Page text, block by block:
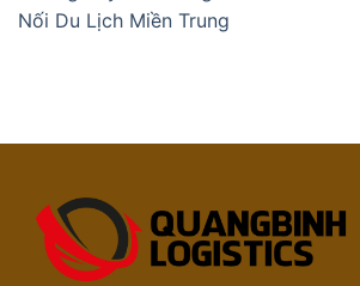
Nối Du Lịch Miền Trung